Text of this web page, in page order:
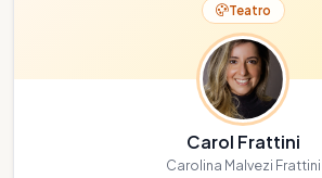
Teatro
Carol Frattini
Carolina Malvezi Frattini